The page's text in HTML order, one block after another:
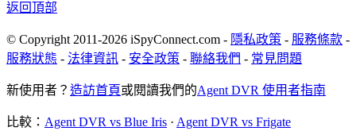
返回頂部
© Copyright 2011-2026 iSpyConnect.com - 隱私政策 - 服務條款 -
服務狀態 - 法律資訊 - 安全政策 - 聯絡我們 - 常見問題
新使用者？ 造訪首頁或閱讀我們的Agent DVR 使用者指南
比較： Agent DVR vs Blue Iris · Agent DVR vs Frigate